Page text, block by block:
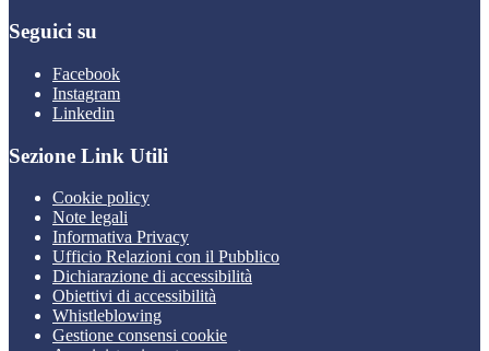
Seguici su
Facebook
Instagram
Linkedin
Sezione Link Utili
Cookie policy
Note legali
Informativa Privacy
Ufficio Relazioni con il Pubblico
Dichiarazione di accessibilità
Obiettivi di accessibilità
Whistleblowing
Gestione consensi cookie